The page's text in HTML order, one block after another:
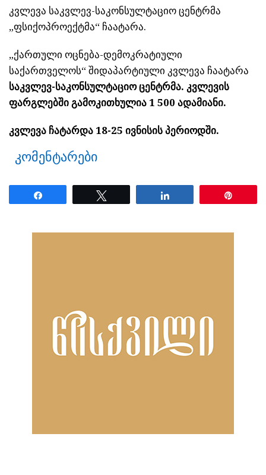
კვლევა საკვლევ-საკონსულტაციო ცენტრმა
„ფსიქოპროექტმა“ ჩაატარა.
„ქართული ოცნება-დემოკრატიული
საქართველოს“ შიდაპარტიული კვლევა ჩაატარა
საკვლევ-საკონსულტაციო ცენტრმა. კვლევის
ფარგლებში გამოკითხულია 1 500 ადამიანი.
კვლევა ჩატარდა 18-25 ივნისის პერიოდში.
კომენტარები